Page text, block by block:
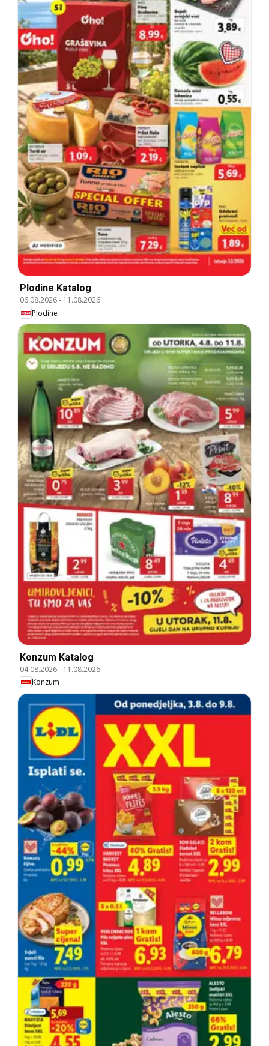
Plodine Katalog
06.08.2026- 11.08.2026
Plodine
Konzum Katalog
04.08.2026- 11.08.2026
Konzum